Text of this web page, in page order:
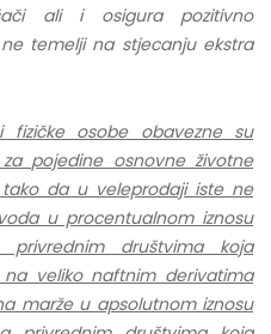
ali i osigura pozitivno
temelji na stjecanju ekstra
fizičke osobe obavezne su
pojedine osnovne životne
da u veleprodaji iste ne
u procentualnom iznosu
privrednim društvima koja
veliko naftnim derivatima
marže u apsolutnom iznosu